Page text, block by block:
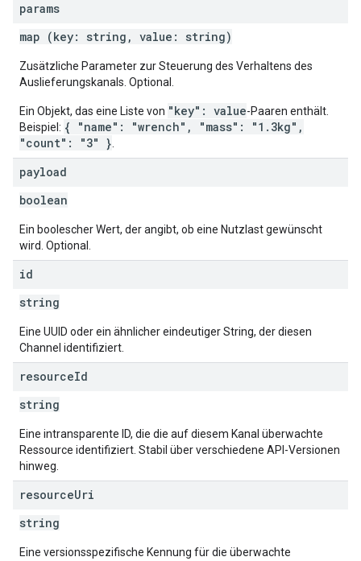
params
map (key: string, value: string)
Zusätzliche Parameter zur Steuerung des Verhaltens des
Auslieferungskanals. Optional.
Ein Objekt, das eine Liste von "key": value-Paaren enthält.
Beispiel: { "name": "wrench", "mass": "1.3kg",
"count": "3" }
payload
boolean
Ein boolescher Wert, der angibt, ob eine Nutzlast gewünscht
wird. Optional.
id
string
Eine UUID oder ein ähnlicher eindeutiger String, der diesen
Channel identifiziert.
resourceId
string
Eine intransparente ID, die die auf diesem Kanal überwachte
Ressource identifiziert. Stabil über verschiedene API-Versionen
hinweg.
resourceUri
string
Eine versionsspezifische Kennung für die überwachte